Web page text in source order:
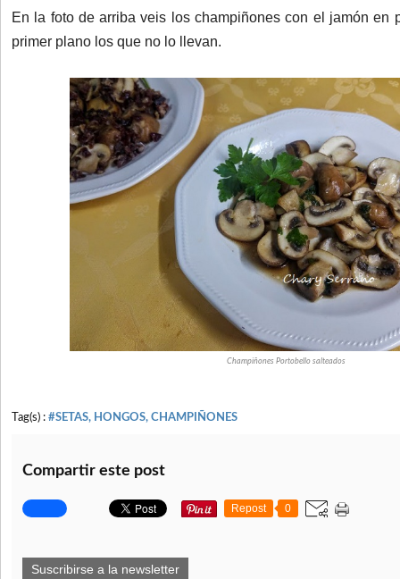
En la foto de arriba veis los champiñones con el jamón en
primer plano los que no lo llevan.
Champiñones Portobello salteados
Tag(s) : #SETAS, HONGOS, CHAMPIÑONES
Compartir este post
Repost 0
Suscribirse a la newsletter